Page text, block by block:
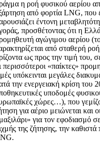
η ροή φυσικού αερίου
από φορτία LNG, που
έντονη
προσθέτοντας ότι η
αγώγιμου αερίου
από σταθερή
ως προς την τιμή του,
περισσότεροι «παίκτες»
υπόκεινται μεγάλες
την ενεργειακή κρίση του
υποδομές
χώρες…), που
για αέριο μειώνεται και
για τον εφοδιασμό
της ζήτησης, την